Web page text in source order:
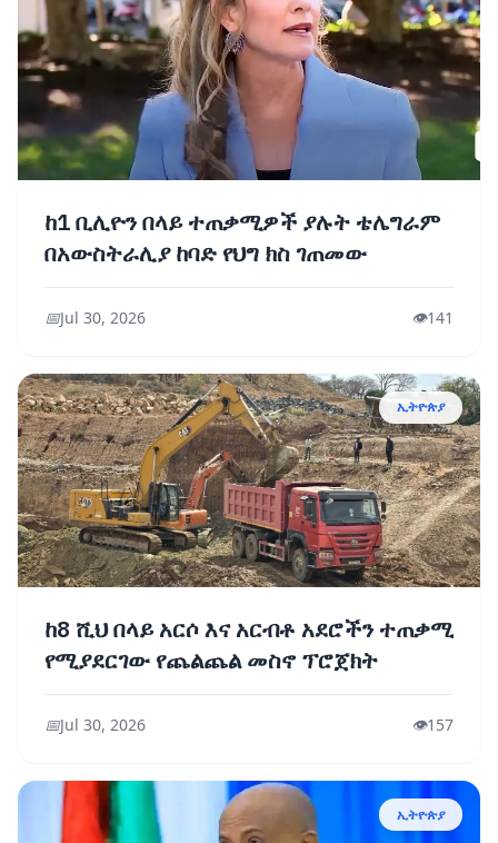
ከ1 ቢሊዮን በላይ ተጠቃሚዎች ያሉት ቴሌግራም
በአውስትራሊያ ከባድ የህግ ክስ ገጠመው
📅Jul 30, 2026 👁️141
ኢትዮጵያ
ከ8 ሺህ በላይ አርሶ እና አርብቶ አደሮችን ተጠቃሚ
የሚያደርገው የጨልጨል መስኖ ፕሮጀክት
📅Jul 30, 2026 👁️157
ኢትዮጵያ